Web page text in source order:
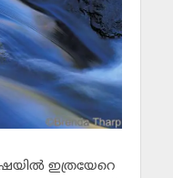
ഇത്രയേറെ